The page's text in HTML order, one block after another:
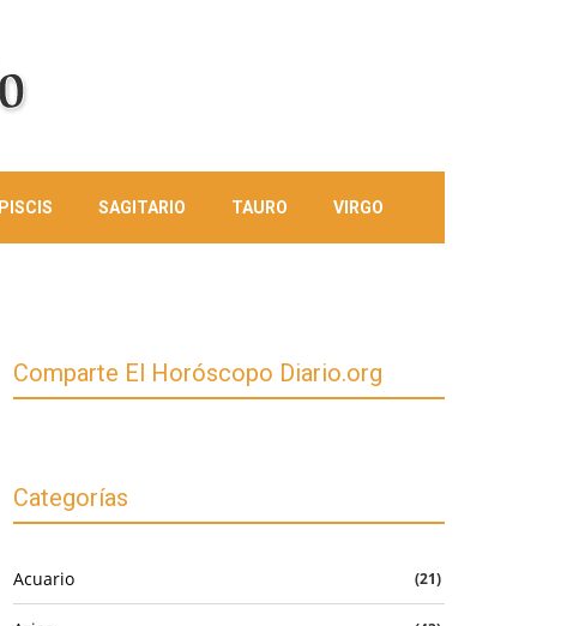
PISCIS SAGITARIO TAURO VIRGO
Comparte El Horóscopo Diario.org
Categorías
Acuario (21)